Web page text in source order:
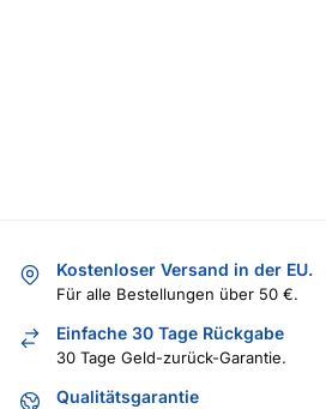
Kostenloser Versand in der EU.
Für alle Bestellungen über 50 €.
Einfache 30 Tage Rückgabe
30 Tage Geld-zurück-Garantie.
Qualitätsgarantie